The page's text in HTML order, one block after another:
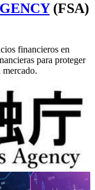
(FSA)
financieros en
para proteger
mercado.